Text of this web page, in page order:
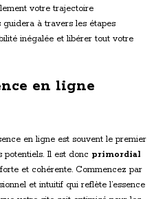
votre trajectoire
guidera à travers les étapes
inégalée et libérer tout votre
en ligne
en ligne est souvent le premier
Il est donc primordial
et cohérente. Commencez par
et intuitif qui reflète l’essence